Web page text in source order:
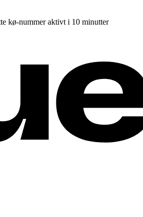
kø-nummer aktivt i 10 minutter